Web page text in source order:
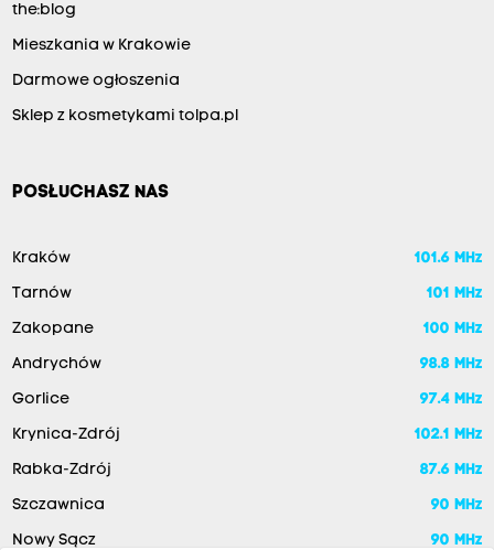
the:blog
Mieszkania w Krakowie
Darmowe ogłoszenia
Sklep z kosmetykami tolpa.pl
POSŁUCHASZ NAS
Kraków 101.6 MHz
Tarnów 101 MHz
Zakopane 100 MHz
Andrychów 98.8 MHz
Gorlice 97.4 MHz
Krynica-Zdrój 102.1 MHz
Rabka-Zdrój 87.6 MHz
Szczawnica 90 MHz
Nowy Sącz 90 MHz